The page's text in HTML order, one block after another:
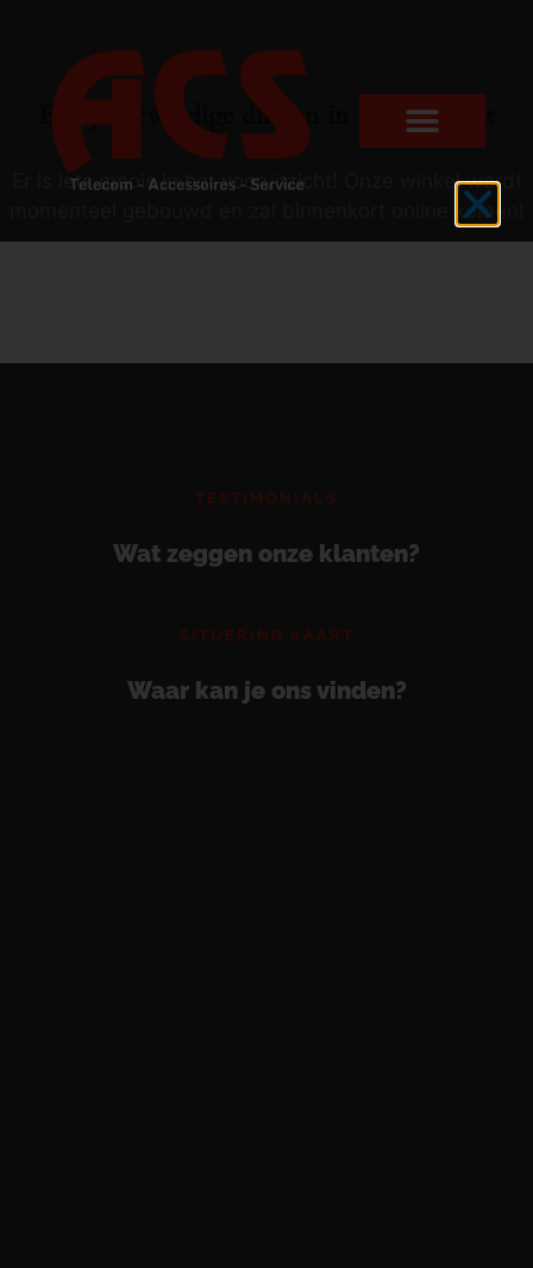
Er zijn geweldige dingen in het verschiet
Er is iets moois in het vooruitzicht! Onze winkel wordt
momenteel gebouwd en zal binnenkort online komen!
TESTIMONIALS
Wat zeggen onze klanten?
SITUERING KAART
Waar kan je ons vinden?